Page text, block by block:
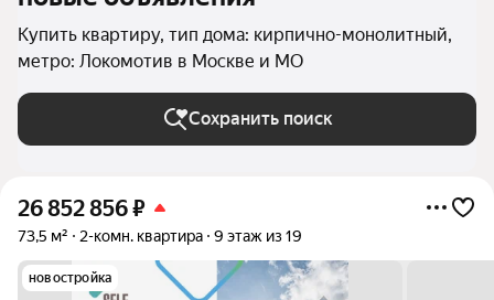
Купить квартиру, тип дома: кирпично-монолитный,
метро: Локомотив в Москве и МО
Сохранить поиск
26 852 856₽
73,5 м² 2-комн. квартира 9 этаж из 19
новостройка